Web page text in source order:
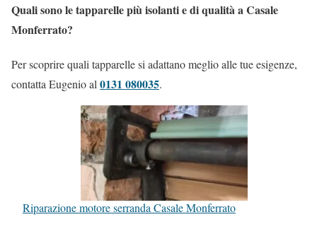
Quali sono le tapparelle più isolanti e di qualità a Casale
Monferrato?
Per scoprire quali tapparelle si adattano meglio alle tue esigenze,
contatta Eugenio al 0131 080035.
Riparazione motore serranda Casale Monferrato